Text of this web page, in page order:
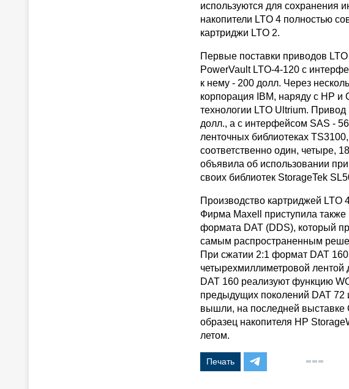
используются для сохранения
накопители LTO 4 полностью
картриджи LTO 2.
Первые поставки приводов
PowerVault LTO-4-120 с
к нему - 200 долл. Через
корпорация IBM, наряду с HP
технологии LTO Ultrium.
долл., а с интерфейсом SAS -
ленточных библиотеках
соответственно один, четыре,
объявила об использовании
своих библиотек StorageTek
Производство картриджей LTO
Фирма Maxell приступила
формата DAT (DDS), который
самым распространенным
При сжатии 2:1 формат DAT 160
четырехмиллиметровой
DAT 160 реализуют функцию
предыдущих поколений DAT 72
вышли, на последней выставке
образец накопителя HP
летом.
Печать